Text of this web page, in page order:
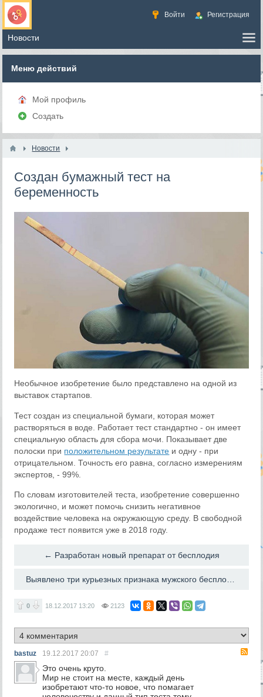
Войти Регистрация
Меню действий
Мой профиль
Создать
Новости
Создан бумажный тест на
беременность
Необычное изобретение было представлено на одной из
выставок стартапов.
Тест создан из специальной бумаги, которая может
растворяться в воде. Работает тест стандартно - он имеет
специальную область для сбора мочи. Показывает две
полоски при положительном результате и одну - при
отрицательном. Точность его равна, согласно измерениям
экспертов, - 99%.
По словам изготовителей теста, изобретение совершенно
экологично, и может помочь снизить негативное
воздействие человека на окружающую среду. В свободной
продаже тест появится уже в 2018 году.
← Разработан новый препарат от бесплодия
0 18.12.2017 13:20 2123
bastuz 19.12.2017 20:07 #
Это очень круто.
Мир не стоит на месте, каждый день
изобретают что-то новое, что помагает